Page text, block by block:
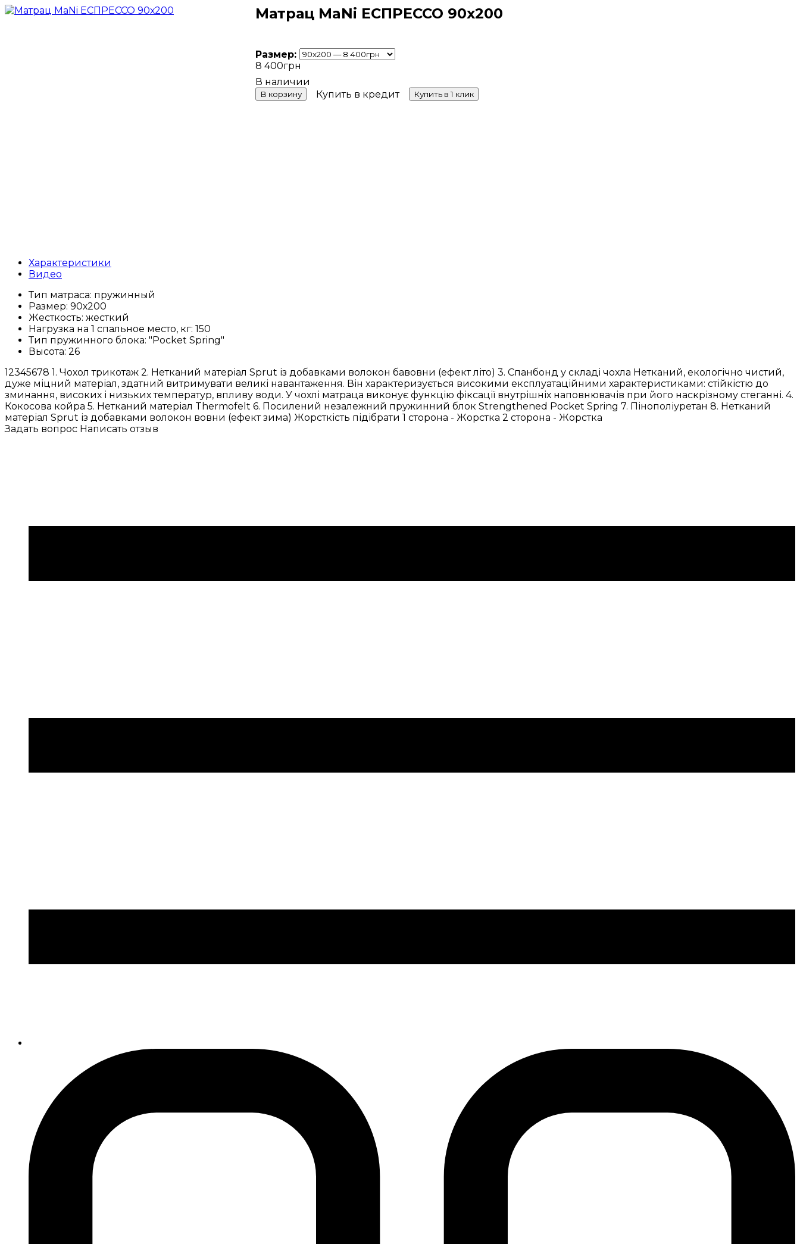
Матрац MaNi ЕСПРЕССО 90х200
Размер:
8 400грн
В корзину Купить в кредит Купить в 1 клик
Характеристики
Видео
Тип матраса: пружинный
Размер: 90х200
Жесткость: жесткий
Нагрузка на 1 спальное место, кг: 150
Тип пружинного блока: "Pocket Spring"
Высота: 26
12345678 1. Чохол трикотаж 2. Нетканий матеріал Sprut із добавками волокон бавовни (ефект літо) 3. Спанбонд у складі чохла Нетканий, екологічно чистий,
дуже міцний матеріал, здатний витримувати великі навантаження. Він характеризується високими експлуатаційними характеристиками: стійкістю до
зминання, високих і низьких температур, впливу води. У чохлі матраца виконує функцію фіксації внутрішніх наповнювачів при його наскрізному стеганні. 4.
Кокосова койра 5. Нетканий матеріал Thermofelt 6. Посилений незалежний пружинний блок Strengthened Pocket Spring 7. Пінополіуретан 8. Нетканий
матеріал Sprut із добавками волокон вовни (ефект зима) Жорсткість підібрати 1 сторона - Жорстка 2 сторона - Жорстка
Задать вопрос Написать отзыв